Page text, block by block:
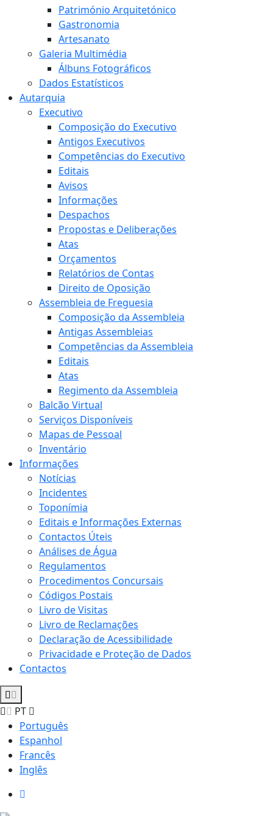
Património Arquitetónico
Gastronomia
Artesanato
Galeria Multimédia
Álbuns Fotográficos
Dados Estatísticos
Autarquia
Executivo
Composição do Executivo
Antigos Executivos
Competências do Executivo
Editais
Avisos
Informações
Despachos
Propostas e Deliberações
Atas
Orçamentos
Relatórios de Contas
Direito de Oposição
Assembleia de Freguesia
Composição da Assembleia
Antigas Assembleias
Competências da Assembleia
Editais
Atas
Regimento da Assembleia
Balcão Virtual
Serviços Disponíveis
Mapas de Pessoal
Inventário
Informações
Notícias
Incidentes
Toponímia
Editais e Informações Externas
Contactos Úteis
Análises de Água
Regulamentos
Procedimentos Concursais
Códigos Postais
Livro de Visitas
Livro de Reclamações
Declaração de Acessibilidade
Privacidade e Proteção de Dados
Contactos
PT
Português
Espanhol
Francês
Inglês